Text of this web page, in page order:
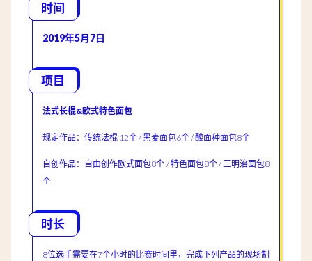
时间
2019年5月7日
项目
法式长棍&欧式特色面包
规定作品：传统法棍 12个 / 黑麦面包6个 / 酸面种面包8个
自创作品：自由创作欧式面包8个 / 特色面包8个 / 三明治面包8
个
时长
8位选手需要在7个小时的比赛时间里，完成下列产品的现场制